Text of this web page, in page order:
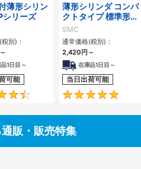
4.5
薄形シリン
シリーズ
別)：
～
1日目～
可能
4.6
薄形シリンダ コンパ
クトタイプ 標準形
複動 片ロッド CQS
シリーズ
SMC
通常価格(税別)：
2,420 円 ～
在庫品1日目～
当日出荷可能
販・販売特集